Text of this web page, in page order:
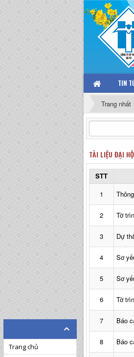
TIN
Trang nhất
TÀI LIỆU ĐẠI
STT
1
2 Tờ
3 Dự
4 Sơ
5 Sơ
6 Tờ
7 Báo
8 Báo
Trang chủ